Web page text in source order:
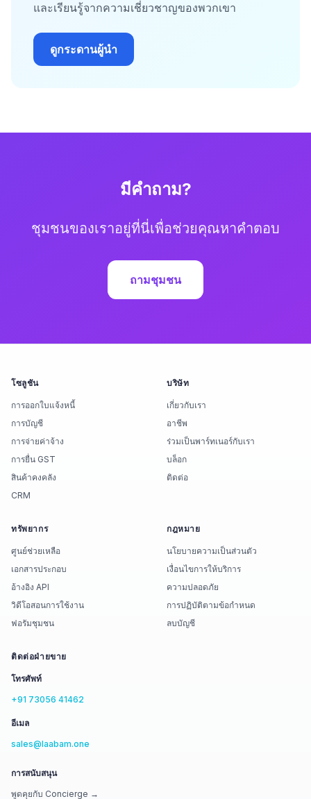
และเรียนรู้จากความเชี่ยวชาญของพวกเขา
ดูกระดานผู้นำ
มีคำถาม?
ชุมชนของเราอยู่ที่นี่เพื่อช่วยคุณหาคำตอบ
ถามชุมชน
โซลูชัน
การออกใบแจ้งหนี้
การบัญชี
การจ่ายค่าจ้าง
การยื่น GST
สินค้าคงคลัง
CRM
บริษัท
เกี่ยวกับเรา
อาชีพ
ร่วมเป็นพาร์ทเนอร์กับเรา
บล็อก
ติดต่อ
ทรัพยากร
ศูนย์ช่วยเหลือ
เอกสารประกอบ
อ้างอิง API
วิดีโอสอนการใช้งาน
ฟอรัมชุมชน
กฎหมาย
นโยบายความเป็นส่วนตัว
เงื่อนไขการให้บริการ
ความปลอดภัย
การปฏิบัติตามข้อกำหนด
ลบบัญชี
ติดต่อฝ่ายขาย
โทรศัพท์
+91 73056 41462
อีเมล
sales@laabam.one
การสนับสนุน
พูดคุยกับ Concierge →